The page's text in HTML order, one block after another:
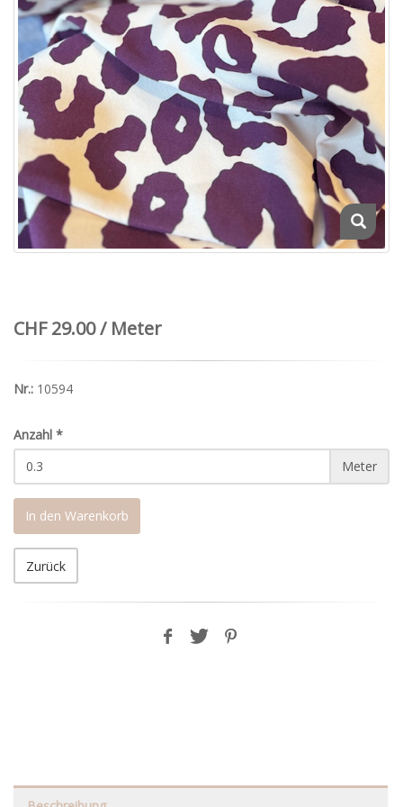
CHF 29.00 / Meter
Nr.: 10594
Anzahl *
Meter
In den Warenkorb
Zurück